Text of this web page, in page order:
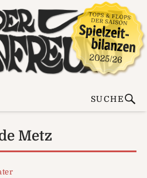
SUCHE
Metz